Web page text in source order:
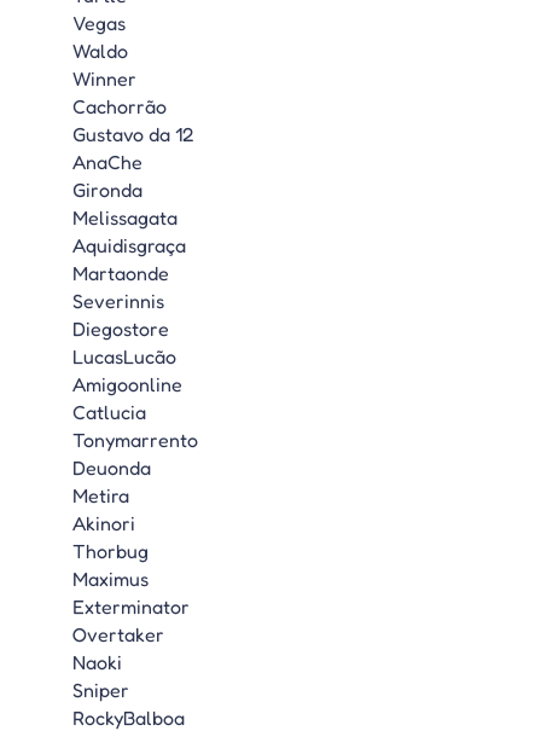
Vegas
Waldo
Winner
Cachorrão
Gustavo da 12
AnaChe
Gironda
Melissagata
Aquidisgraça
Martaonde
Severinnis
Diegostore
LucasLucão
Amigoonline
Catlucia
Tonymarrento
Deuonda
Metira
Akinori
Thorbug
Maximus
Exterminator
Overtaker
Naoki
Sniper
RockyBalboa